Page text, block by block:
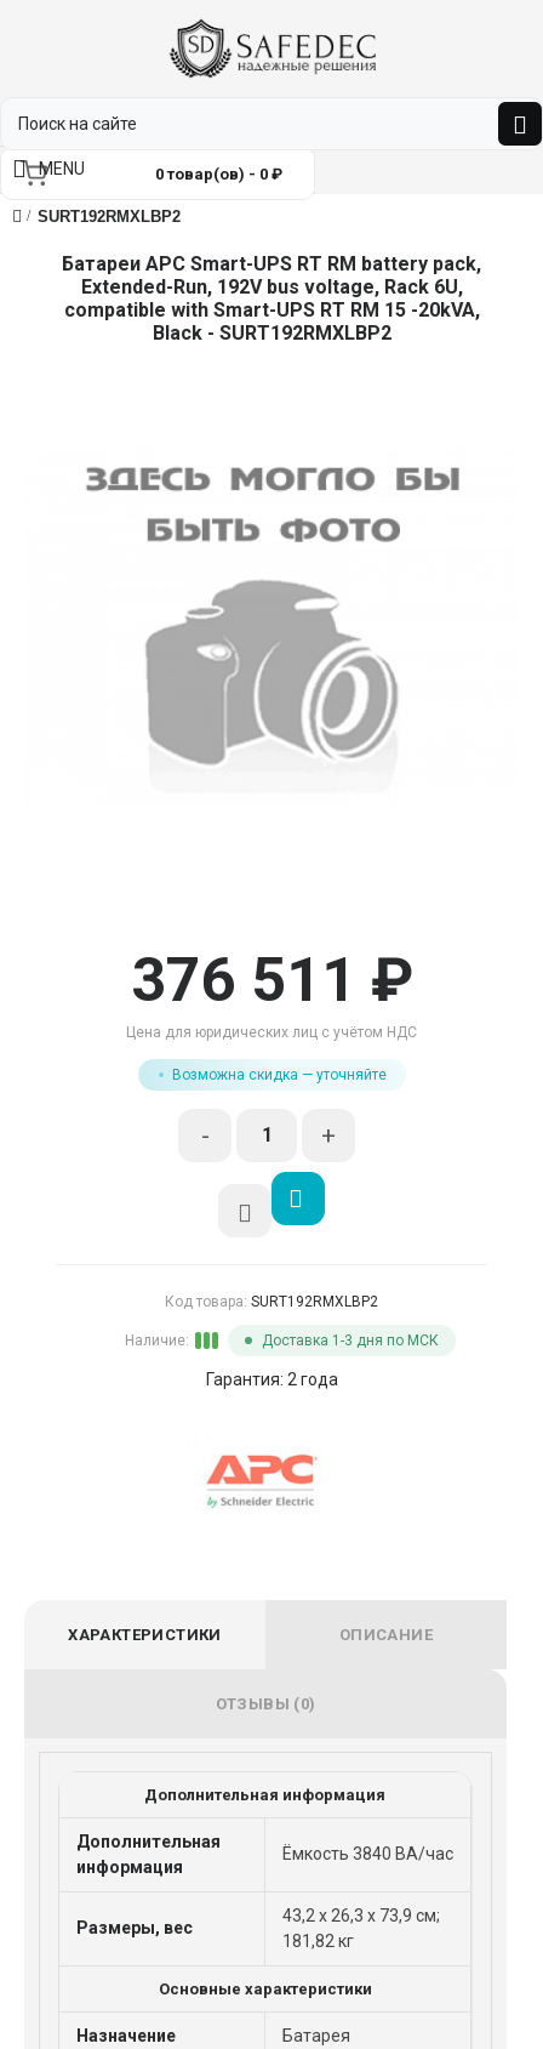
0 товар(ов) - 0 ₽
MENU
SURT192RMXLBP2
Батареи APC Smart-UPS RT RM battery pack,
Extended-Run, 192V bus voltage, Rack 6U,
compatible with Smart-UPS RT RM 15 -20kVA,
Black - SURT192RMXLBP2
ХАРАКТЕРИСТИКИ ОПИСАНИЕ
ОТЗЫВЫ (0)
Дополнительная информация
Дополнительная
информация
Ёмкость 3840 ВА/час
Размеры, вес
43,2 x 26,3 x 73,9 см;
181,82 кг
Основные характеристики
Назначение Батарея
376 511 ₽
Цена для юридических лиц с учётом НДС
Возможна скидка — уточняйте
- +
Код товара: SURT192RMXLBP2
Наличие: Доставка 1-3 дня по МСК
Гарантия: 2 года